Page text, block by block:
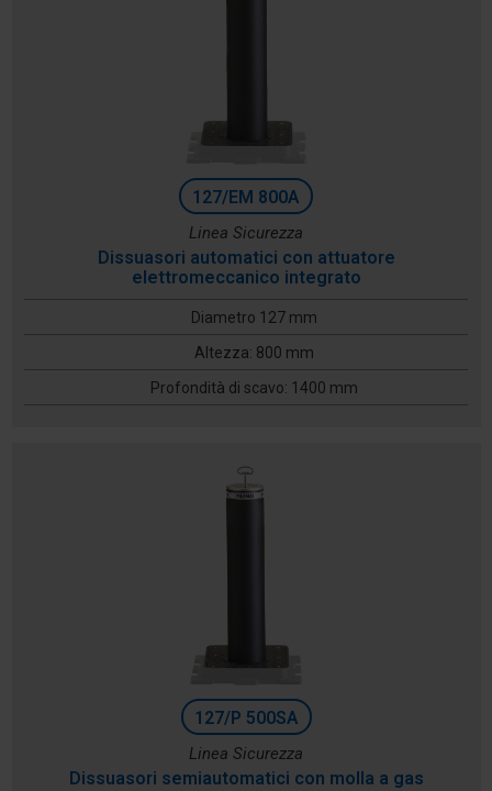
127/EM 800A
Linea Sicurezza
Dissuasori automatici con attuatore
elettromeccanico integrato
Diametro 127 mm
Altezza: 800 mm
Profondità di scavo: 1400 mm
127/P 500SA
Linea Sicurezza
Dissuasori semiautomatici con molla a gas